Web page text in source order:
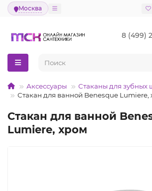
Москва
8 (499)
Аксессуары
Стаканы для зубных
Стакан для ванной Benesque Lumiere,
Стакан для ванной
Lumiere, хром